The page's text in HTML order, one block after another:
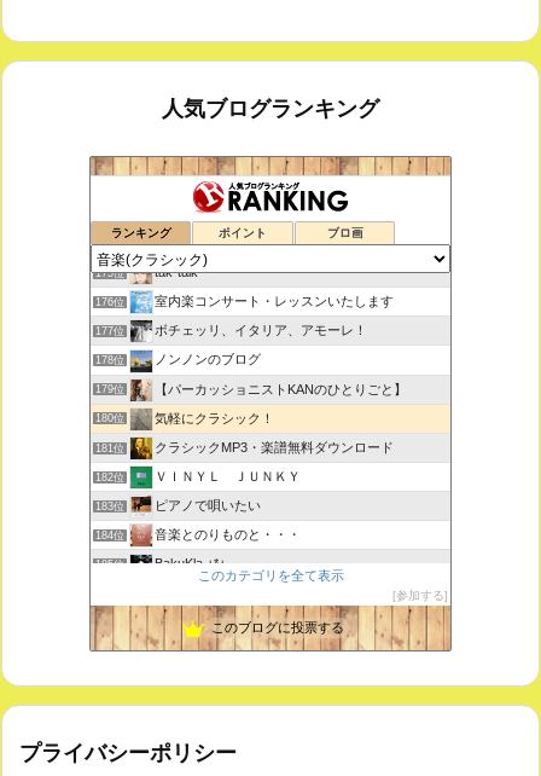
人気ブログランキング
ランキング ポイント ブロ画
鑑賞空間・忘れられない作品
174位 思えば遠くへ来たもんだ
175位 tak-talk
176位 室内楽コンサート・レッスンいたします
177位 ボチェッリ、イタリア、アモーレ！
178位 ノンノンのブログ
179位 【パーカッショニストKANのひとりごと】
180位 気軽にクラシック！
181位 クラシックMP3・楽譜無料ダウンロード
182位 ＶＩＮＹＬ ＪＵＮＫＹ
183位 ピアノで唄いたい
184位 音楽とのりものと・・・
185位 BakuKla +*+
187位 ときどき書きます♪
このカテゴリを全て表示
参加する
このブログに投票する
プライバシーポリシー